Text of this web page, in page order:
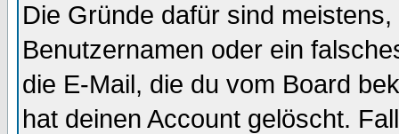
Die Gründe dafür sind
Benutzernamen oder ein
die E-Mail, die du vom Board
hat deinen Account gelöscht.